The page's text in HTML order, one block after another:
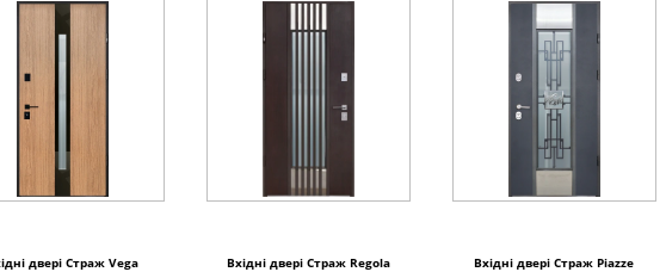
двері Страж Vega Вхідні двері Страж Regola Вхідні двері Страж Piazze